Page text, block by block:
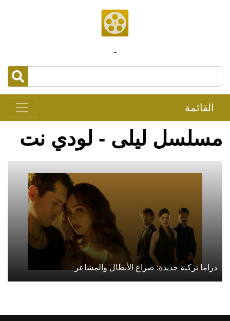
-
القائمة
مسلسل ليلى - لودي نت
دراما تركية جديدة: صراع الأبطال والمشاعر